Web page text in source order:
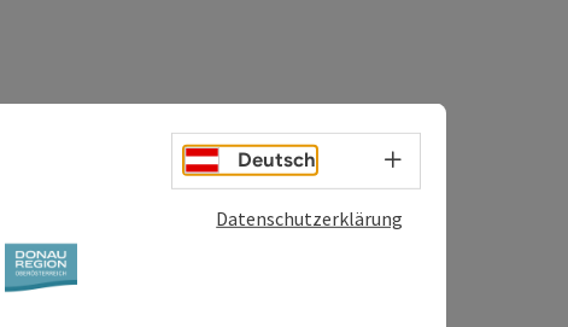
Höhenmeter), Dörfl (120
Deutsch Sprachwahl - Menü
Datenschutzerklärung